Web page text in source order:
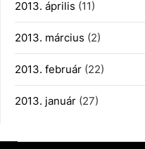
2013. április (11)
2013. március (2)
2013. február (22)
2013. január (27)